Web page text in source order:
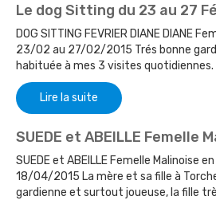
Le dog Sitting du 23 au 27
DOG SITTING FEVRIER DIANE DIANE
23/02 au 27/02/2015 Trés bonne
habituée à mes 3 visites
Lire la suite
SUEDE et ABEILLE Femelle
SUEDE et ABEILLE Femelle Malinoise
18/04/2015 La mère et sa fille à
gardienne et surtout joueuse, la fille